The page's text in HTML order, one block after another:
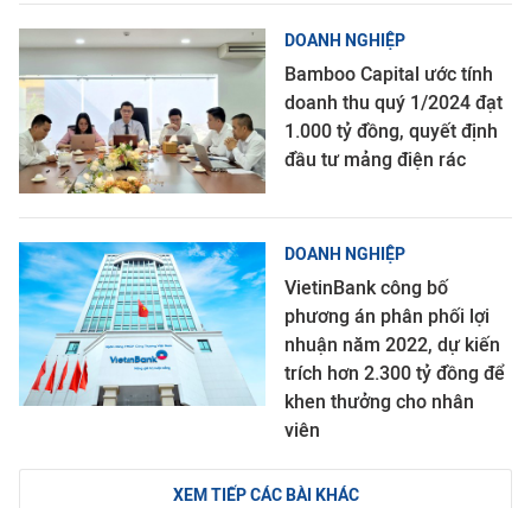
DOANH NGHIỆP
Bamboo Capital ước tính
doanh thu quý 1/2024 đạt
1.000 tỷ đồng, quyết định
đầu tư mảng điện rác
DOANH NGHIỆP
VietinBank công bố
phương án phân phối lợi
nhuận năm 2022, dự kiến
trích hơn 2.300 tỷ đồng để
khen thưởng cho nhân
viên
XEM TIẾP CÁC BÀI KHÁC